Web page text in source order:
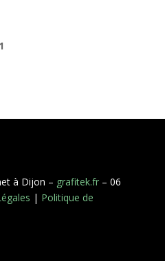
à Dijon – grafitek.fr– 06
| Politique de